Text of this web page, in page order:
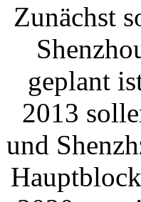
Zunächst
geplant
2013
und